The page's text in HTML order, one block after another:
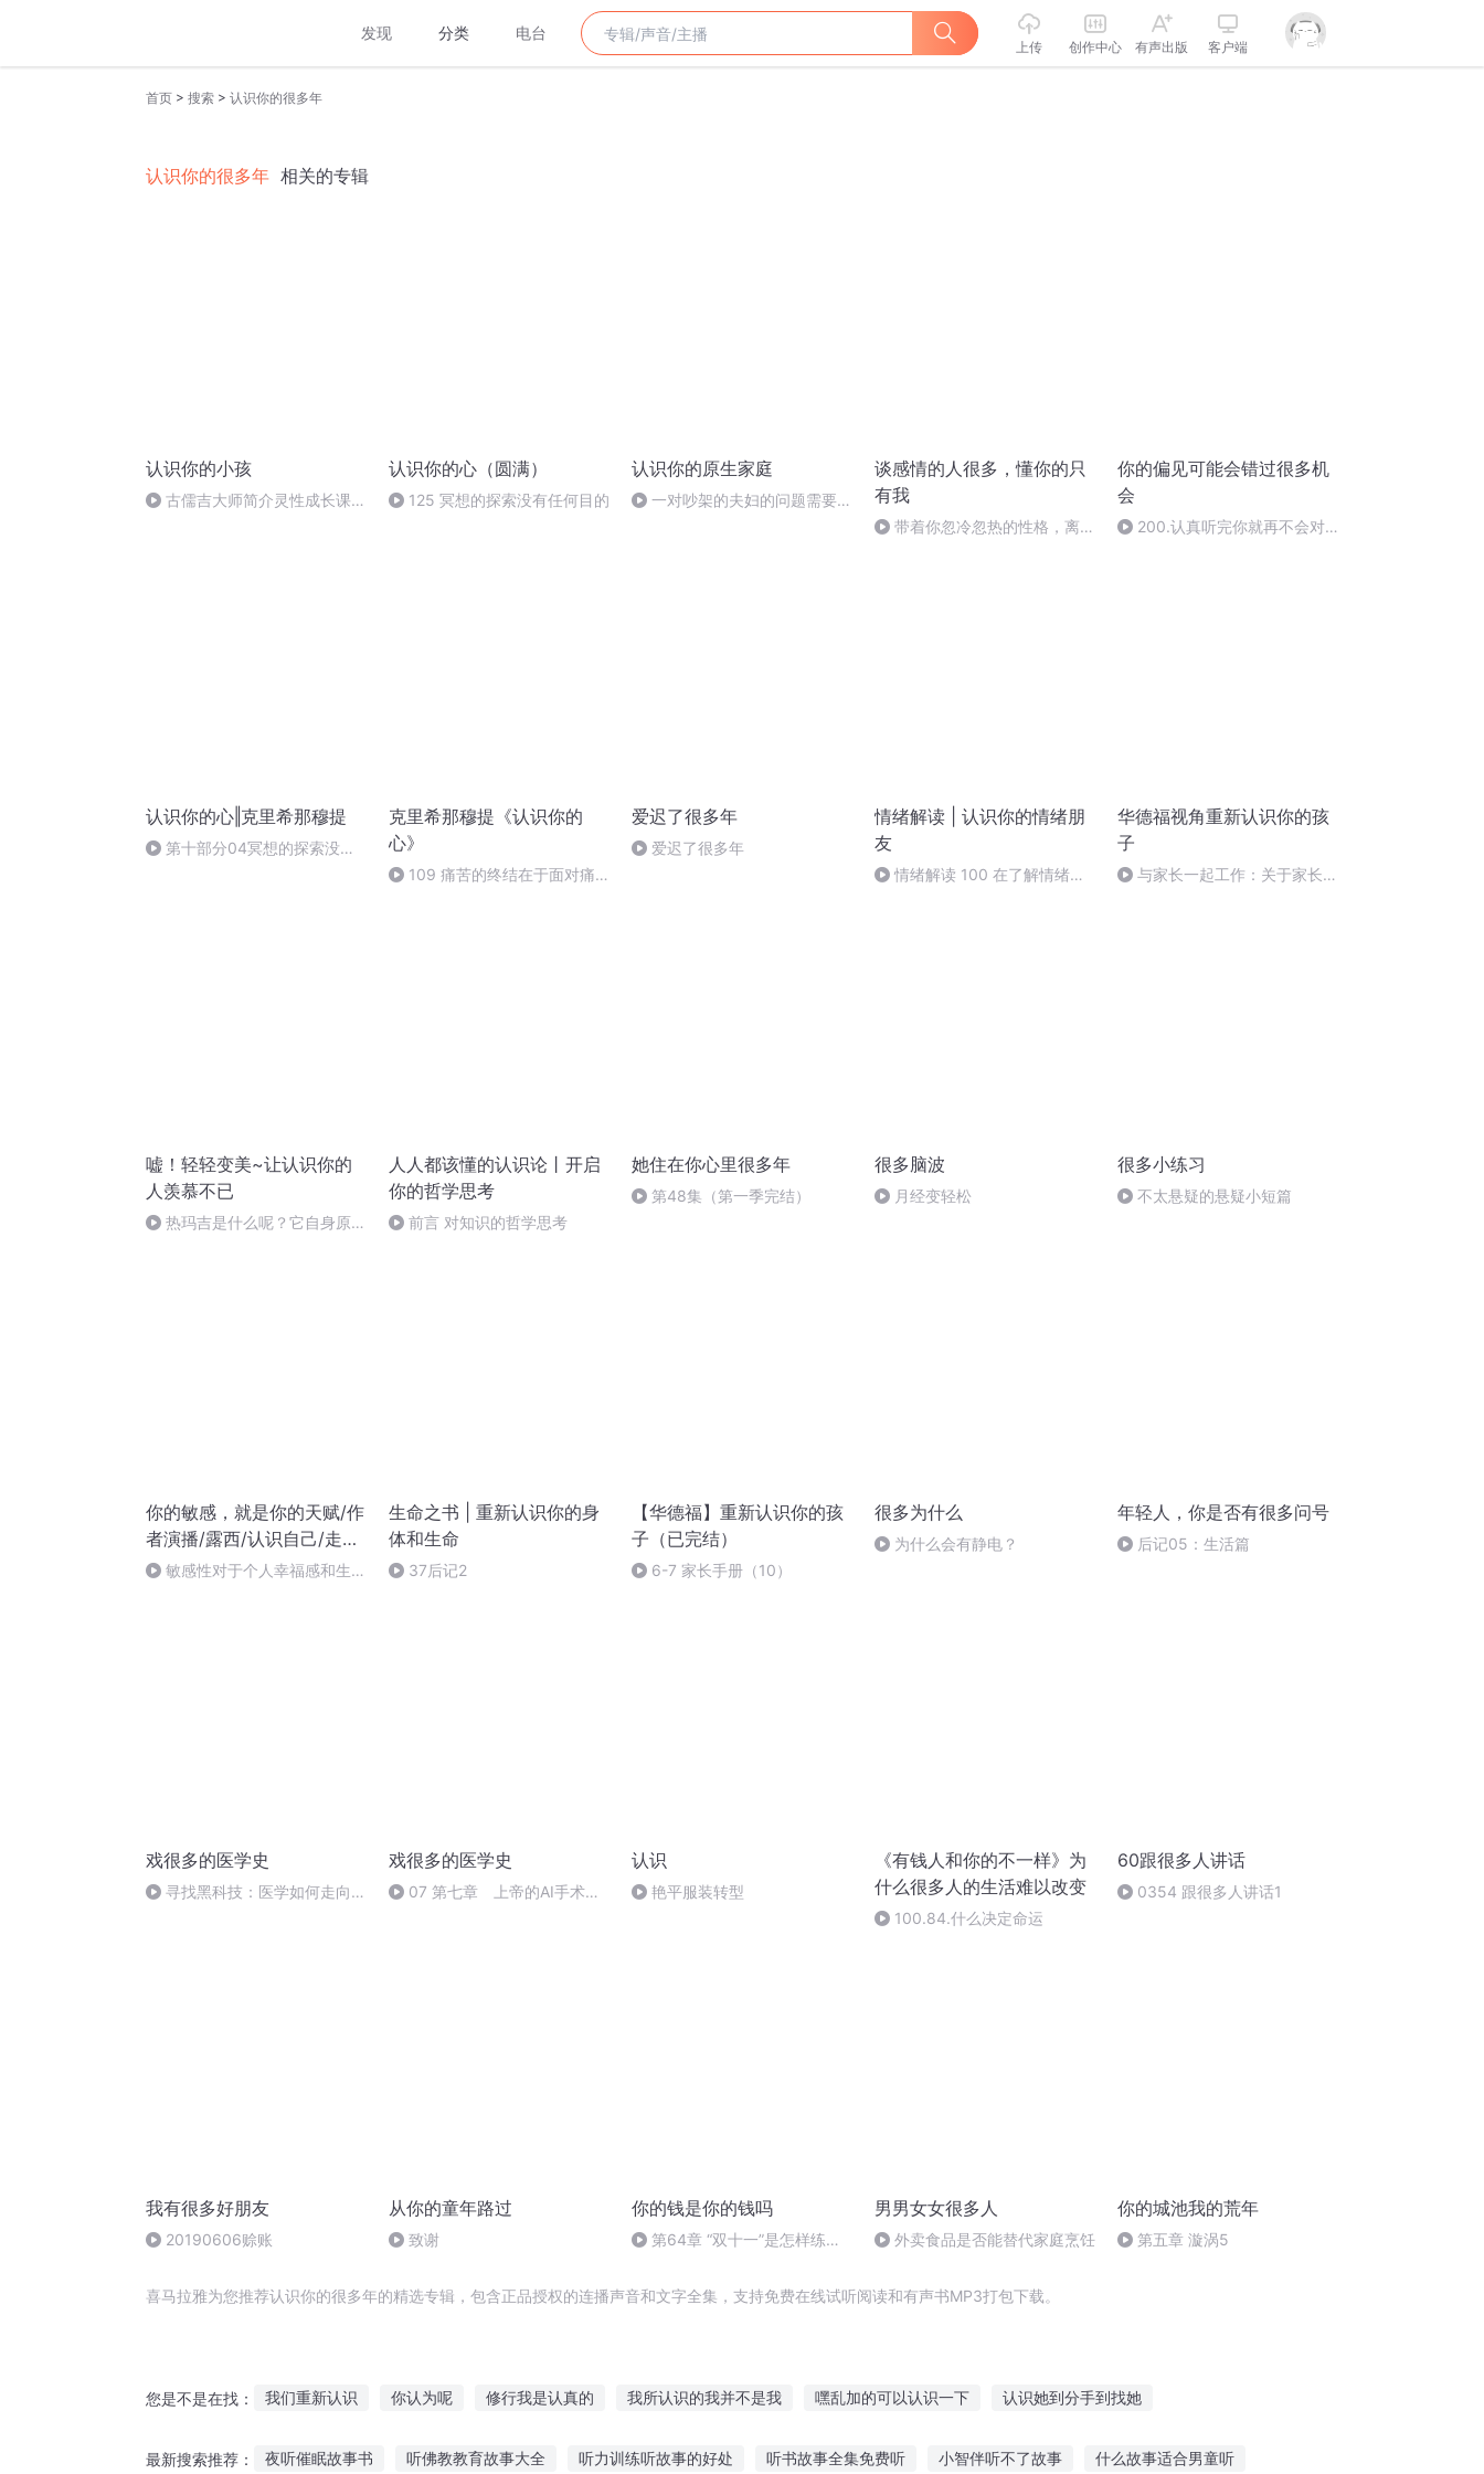
发现 分类 电台
上传 创作中心 有声出版 客户端
首页 > 搜索 > 认识你的很多年
认识你的很多年 相关的专辑
认识你的小孩
古儒吉大师简介灵性成长课程
认识你的心（圆满）
125 冥想的探索没有任何目的
认识你的原生家庭
一对吵架的夫妇的问题需要了
谈感情的人很多，懂你的只
有我
带着你忽冷忽热的性格，离我
你的偏见可能会错过很多机
会
200.认真听完你就再不会对
认识你的心‖克里希那穆提
第十部分04冥想的探索没有
克里希那穆提《认识你的
心》
109 痛苦的终结在于面对痛
爱迟了很多年
爱迟了很多年
情绪解读 | 认识你的情绪朋
友
情绪解读 100 在了解情绪的
华德福视角重新认识你的孩
子
与家长一起工作：关于家长会
嘘！轻轻变美~让认识你的
人羡慕不已
热玛吉是什么呢？它自身原理
人人都该懂的认识论丨开启
你的哲学思考
前言 对知识的哲学思考
她住在你心里很多年
第48集（第一季完结）
很多脑波
月经变轻松
很多小练习
不太悬疑的悬疑小短篇
你的敏感，就是你的天赋/作
者演播/露西/认识自己/走向
成功敏感性对于个人幸福感和生活
生命之书 | 重新认识你的身
体和生命
37后记2
【华德福】重新认识你的孩
子（已完结）
6-7 家长手册（10）
很多为什么
为什么会有静电？
年轻人，你是否有很多问号
后记05：生活篇
戏很多的医学史
寻找黑科技：医学如何走向未
戏很多的医学史
07 第七章 上帝的AI手术刀
认识
艳平服装转型
《有钱人和你的不一样》为
什么很多人的生活难以改变
100.84.什么决定命运
60跟很多人讲话
0354 跟很多人讲话1
我有很多好朋友
20190606赊账
从你的童年路过
致谢
你的钱是你的钱吗
第64章 “双十一”是怎样练成
男男女女很多人
外卖食品是否能替代家庭烹饪
你的城池我的荒年
第五章 漩涡5
喜马拉雅为您推荐认识你的很多年的精选专辑，包含正品授权的连播声音和文字全集，支持免费在线试听阅读和有声书MP3打包下载。
您是不是在找： 我们重新认识 你认为呢 修行我是认真的 我所认识的我并不是我 嘿乱加的可以认识一下 认识她到分手到找她
最新搜索推荐： 夜听催眠故事书 听佛教教育故事大全 听力训练听故事的好处 听书故事全集免费听 小智伴听不了故事 什么故事适合男童听